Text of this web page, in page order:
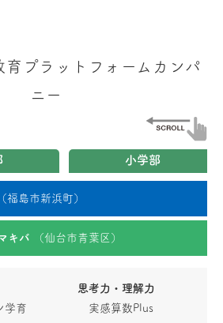
プラットフォームカンパ
ニー
小学部
（福島市新浜町）
キバ （仙台市青葉区）
学育
思考力・理解力
実感算数Plus